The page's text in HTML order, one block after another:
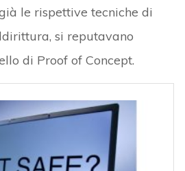
le rispettive tecniche di
si reputavano
di Proof of Concept.